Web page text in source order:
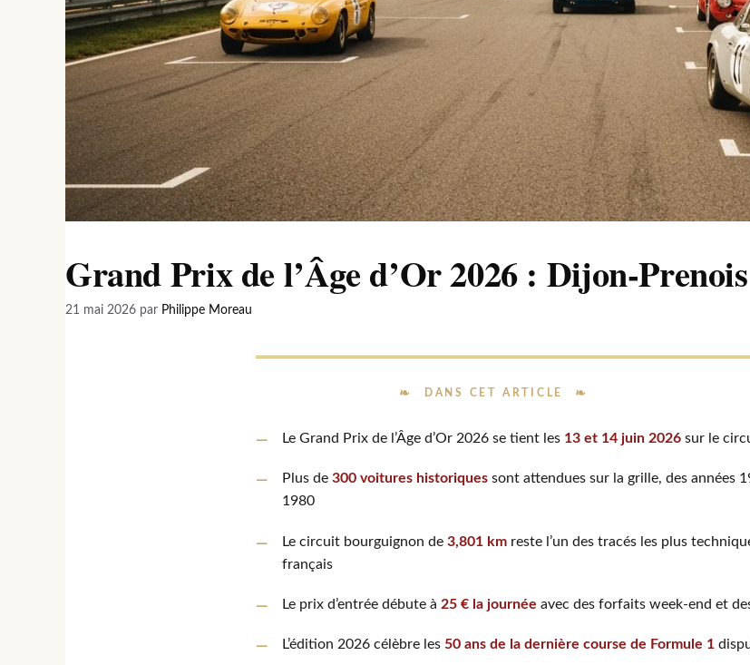
Grand Prix de l’Âge d’Or 2026 : Dijon-
21 mai 2026 par Philippe Moreau
DANS CET ARTICLE
Le Grand Prix de l’Âge d’Or 2026 se tient les 13 et 14 juin 2026sur le
Plus de 300 voitures historiquessont attendues sur la grille, des années
1980
Le circuit bourguignon de 3,801 kmreste l’un des tracés les plus
français
Le prix d’entrée débute à 25 € la journée avec des forfaits week-end et
L’édition 2026 célèbre les 50 ans de la dernière course de Formule 1